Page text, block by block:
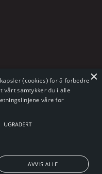
NKSS © 2026
×
(cookies) for å forbedre
vårt samtykker du i alle
våre for
UGRADERT
AVVIS ALLE